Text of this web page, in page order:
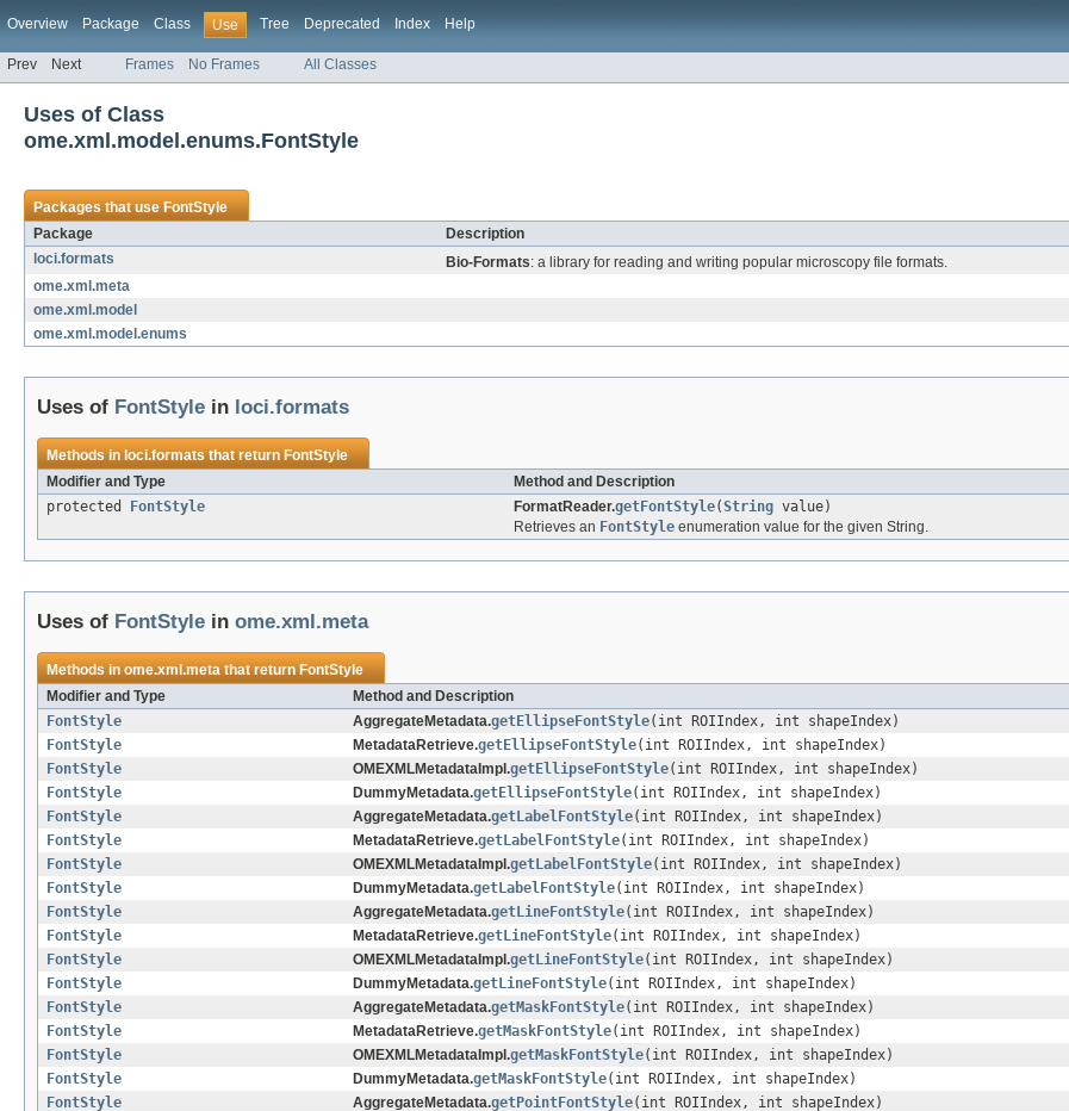
Overview Package Class Use Tree Deprecated Index Help
Prev Next Frames No Frames All Classes
Uses of Class
ome.xml.model.enums.FontStyle
Packages that useFontStyle
Package
Description
loci.formats
Bio-Formats: a library for reading and writing popular microscopy file formats.
ome.xml.meta
ome.xml.model
ome.xml.model.enums
Uses of FontStyle in loci.formats
Methods in loci.formatsthat returnFontStyle
Modifier and Type
Method and Description
protected
FontStyle FormatReader.getFontStyle(String value)
Retrieves an FontStyle enumeration value for the given String.
Uses of FontStyle in ome.xml.meta
Methods inome.xml.metathat returnFontStyle
Modifier and Type
Method and Description
FontStyle
AggregateMetadata.getEllipseFontStyle(int ROIIndex, int shapeIndex)
FontStyle
MetadataRetrieve.getEllipseFontStyle(int ROIIndex, int shapeIndex)
FontStyle
OMEXMLMetadataImpl.getEllipseFontStyle(int ROIIndex, int shapeIndex)
FontStyle
DummyMetadata.getEllipseFontStyle(int ROIIndex, int shapeIndex)
FontStyle
AggregateMetadata.getLabelFontStyle(int ROIIndex, int shapeIndex)
FontStyle
MetadataRetrieve.getLabelFontStyle(int ROIIndex, int shapeIndex)
FontStyle
OMEXMLMetadataImpl.getLabelFontStyle(int ROIIndex, int shapeIndex)
FontStyle
DummyMetadata.getLabelFontStyle(int ROIIndex, int shapeIndex)
FontStyle
AggregateMetadata.getLineFontStyle(int ROIIndex, int shapeIndex)
FontStyle
MetadataRetrieve.getLineFontStyle(int ROIIndex, int shapeIndex)
FontStyle
OMEXMLMetadataImpl.getLineFontStyle(int ROIIndex, int shapeIndex)
FontStyle
DummyMetadata.getLineFontStyle(int ROIIndex, int shapeIndex)
FontStyle
AggregateMetadata.getMaskFontStyle(int ROIIndex, int shapeIndex)
FontStyle
MetadataRetrieve.getMaskFontStyle(int ROIIndex, int shapeIndex)
FontStyle
OMEXMLMetadataImpl.getMaskFontStyle(int ROIIndex, int shapeIndex)
FontStyle
DummyMetadata.getMaskFontStyle(int ROIIndex, int shapeIndex)
FontStyle
AggregateMetadata.getPointFontStyle(int ROIIndex, int shapeIndex)